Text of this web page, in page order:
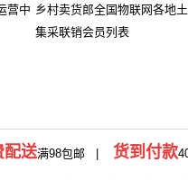
营中 乡村卖货郎全国物联网各地
集采联销会员列表
配送满98包邮 | 货到付款